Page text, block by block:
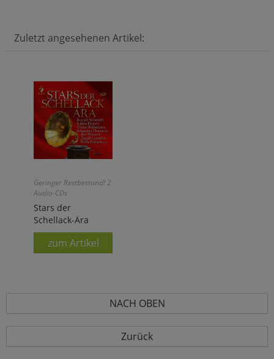
Zuletzt angesehenen Artikel:
Geringer Restbestand! 2
Audio-CDs
Stars der
Schellack-Ära
zum Artikel
NACH OBEN
Zurück